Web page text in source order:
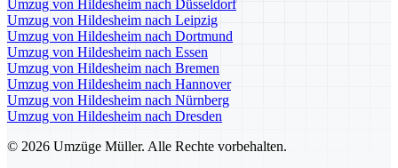
Umzug von Hildesheim nach Düsseldorf
Umzug von Hildesheim nach Leipzig
Umzug von Hildesheim nach Dortmund
Umzug von Hildesheim nach Essen
Umzug von Hildesheim nach Bremen
Umzug von Hildesheim nach Hannover
Umzug von Hildesheim nach Nürnberg
Umzug von Hildesheim nach Dresden
© 2026 Umzüge Müller. Alle Rechte vorbehalten.